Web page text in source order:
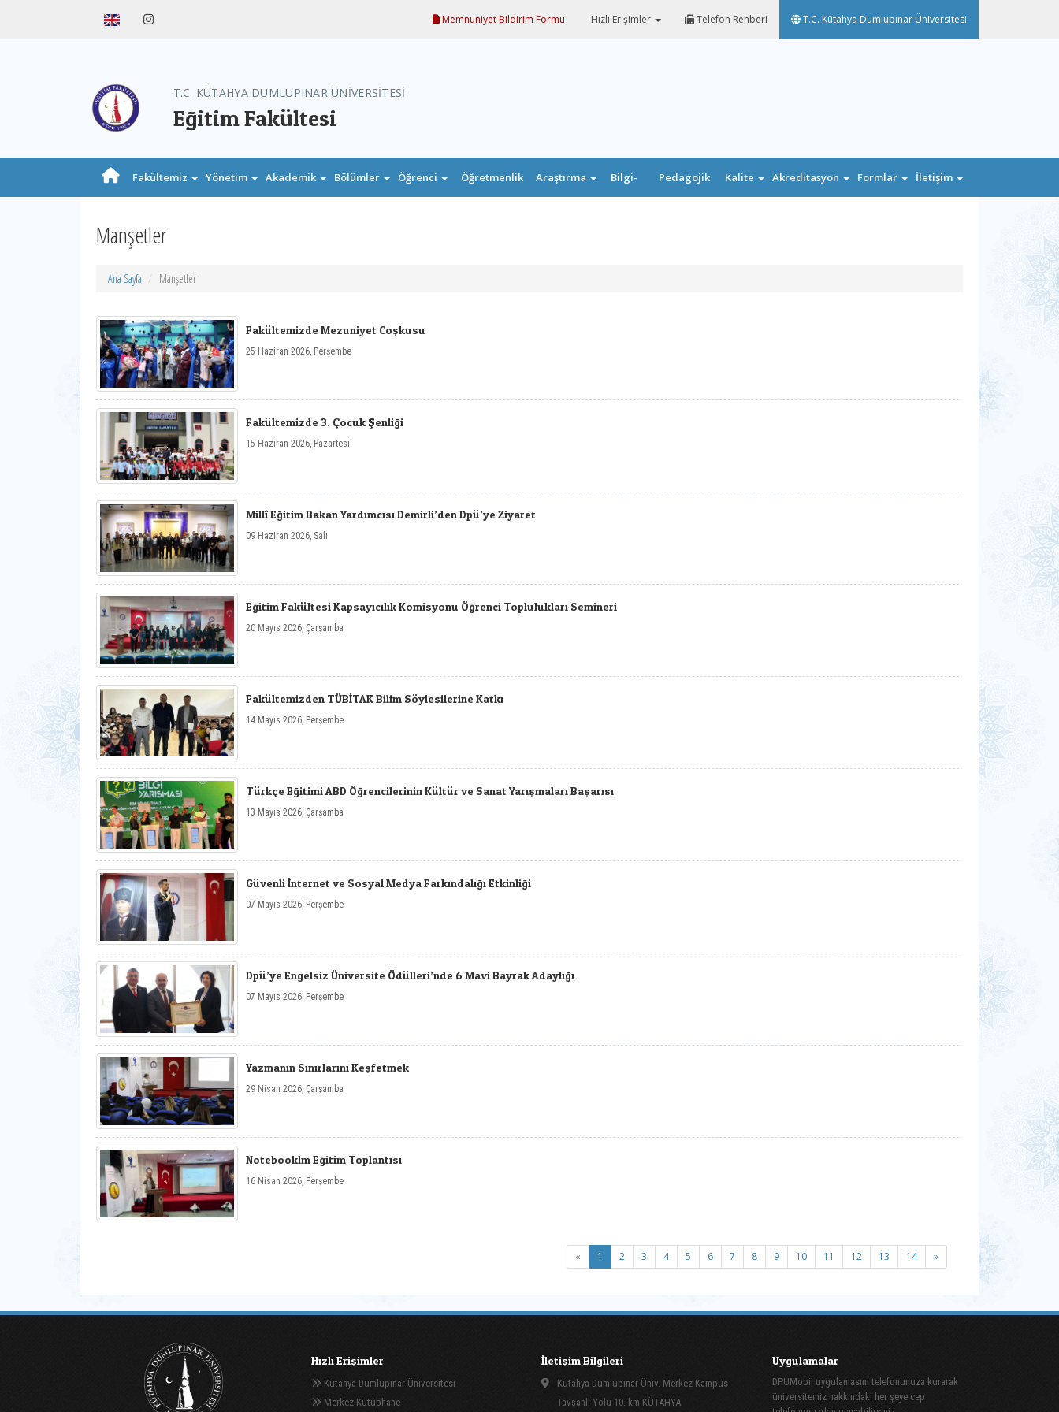
Memnuniyet Bildirim Formu Hızlı Erişimler Telefon Rehberi T.C. Kütahya Dumlupınar Üniversitesi
T.C. KÜTAHYA DUMLUPINAR ÜNİVERSİTESİ
Eğitim Fakültesi
Fakültemiz Yönetim Akademik Bölümler Öğrenci Öğretmenlik Araştırma Bilgi- Pedagojik Kalite Akreditasyon Formlar İletişim
Manşetler
Ana Sayfa Manşetler
Fakültemizde Mezuniyet Coşkusu
25 Haziran 2026, Perşembe
Fakültemizde 3. Çocuk Şenliği
15 Haziran 2026, Pazartesi
Millî Eğitim Bakan Yardımcısı Demirli’den Dpü’ye Ziyaret
09 Haziran 2026, Salı
Eğitim Fakültesi Kapsayıcılık Komisyonu Öğrenci Toplulukları Semineri
20 Mayıs 2026, Çarşamba
Fakültemizden TÜBİTAK Bilim Söyleşilerine Katkı
14 Mayıs 2026, Perşembe
Türkçe Eğitimi ABD Öğrencilerinin Kültür ve Sanat Yarışmaları Başarısı
13 Mayıs 2026, Çarşamba
Güvenli İnternet ve Sosyal Medya Farkındalığı Etkinliği
07 Mayıs 2026, Perşembe
Dpü’ye Engelsiz Üniversite Ödülleri’nde 6 Mavi Bayrak Adaylığı
07 Mayıs 2026, Perşembe
Yazmanın Sınırlarını Keşfetmek
29 Nisan 2026, Çarşamba
Notebooklm Eğitim Toplantısı
16 Nisan 2026, Perşembe
« 1 (current)
2 3 4 5 6 7 8 9 10 11 12 13 14 »
Hızlı Erişimler
Kütahya Dumlupınar Üniversitesi
Merkez Kütüphane
İletişim Bilgileri
Kütahya Dumlupınar Üniv. Merkez Kampüs
Tavşanlı Yolu 10. km KÜTAHYA
Uygulamalar
DPUMobil uygulamasını telefonunuza kurarak
üniversitemiz hakkındaki her şeye cep